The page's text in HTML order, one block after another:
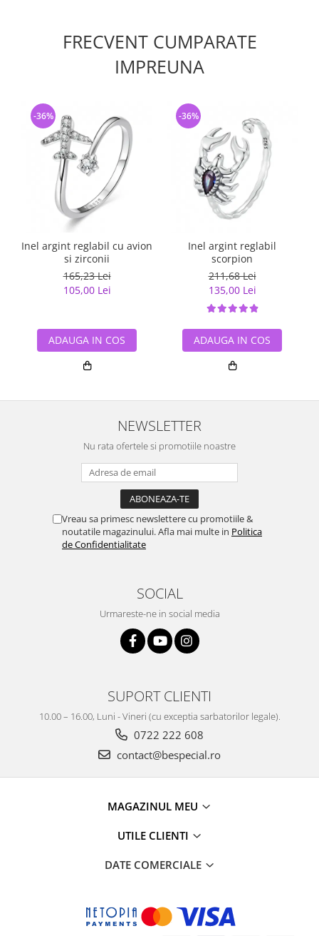
FRECVENT CUMPARATE
IMPREUNA
Inel argint reglabil cu avion
si zirconii
165,23 Lei
105,00 Lei
-36%
ADAUGA IN COS
Inel argint reglabil
scorpion
211,68 Lei
135,00 Lei
-36%
ADAUGA IN COS
NEWSLETTER
Nu rata ofertele si promotiile noastre
Vreau sa primesc newslettere cu promotiile &
noutatile magazinului. Afla mai multe in Politica
de Confidentialitate
SOCIAL
Urmareste-ne in social media
SUPORT CLIENTI
10.00 – 16.00, Luni - Vineri (cu exceptia sarbatorilor legale).
0722 222 608
contact@bespecial.ro
MAGAZINUL MEU
UTILE CLIENTI
DATE COMERCIALE